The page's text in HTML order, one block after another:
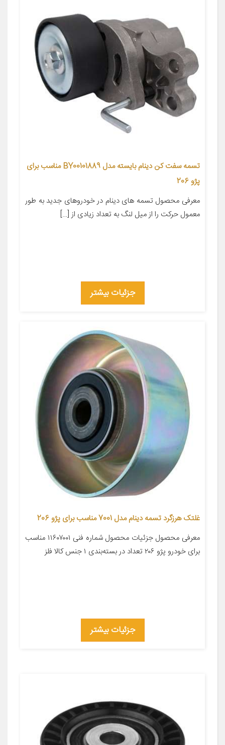
تسمه سفت کن دینام بایسته مدل BY00101889 مناسب برای
پژو 206
معرفی محصول تسمه های دینام در خودروهای جدید به طور
معمول حرکت را از میل لنگ به تعداد زیادی از […]
جزئیات بیشتر
غلتک هرزگرد تسمه دینام مدل 7001 مناسب برای پژو 206
معرفی محصول جزئیات محصول شماره فنی ۱۱۶۰۷۰۰۱ مناسب
برای خودرو پژو ۲۰۶ تعداد در بسته‌بندی ۱ جنس کالا فلز
جزئیات بیشتر